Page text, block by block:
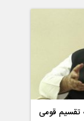
تقسیم قومی